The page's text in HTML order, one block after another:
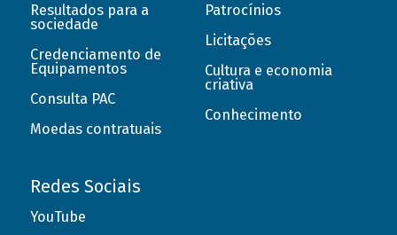
Resultados para a
sociedade
Credenciamento de
Equipamentos
Consulta PAC
Moedas contratuais
Patrocínios
Licitações
Cultura e economia
criativa
Conhecimento
Redes Sociais
YouTube